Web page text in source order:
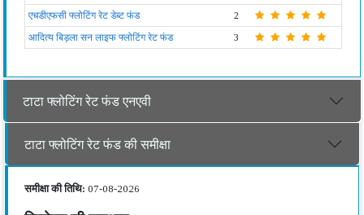
एचडीएफसी फ्लोटिंग रेट डेब्ट फंड
2
आदित्य बिड़ला सन लाइफ फ्लोटिंग रेट फंड
3
टाटा फ्लोटिंग रेट फंड एनएवी
टाटा फ्लोटिंग रेट फंड की समीक्षा
समीक्षा की तिथि: 07-08-2026